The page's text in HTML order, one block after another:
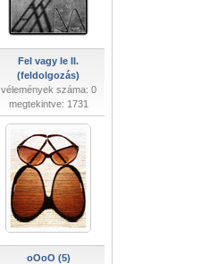
Fel vagy le II.
(feldolgozás)
vélemények száma: 0
megtekintve: 1731
oOoO (5)